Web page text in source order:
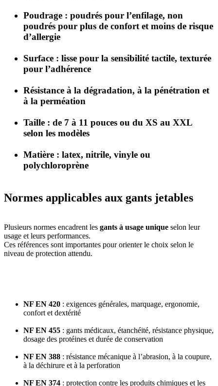
Poudrage : poudrés pour l’enfilage, non
poudrés pour plus de confort et moins de risque
d’allergie
Surface : lisse pour la sensibilité tactile, texturée
pour l’adhérence
Résistance à la dégradation, à la pénétration et
à la perméation
Taille : de 7 à 11 pouces ou du XS au XXL
selon les modèles
Matière : latex, nitrile, vinyle ou
polychloroprène
Normes applicables aux gants jetables
Plusieurs normes encadrent les gants à usage unique selon leur
usage et leurs performances.
Ces références sont importantes pour orienter le choix selon le
niveau de protection attendu.
NF EN 420 : exigences générales, marquage, ergonomie,
confort et dextérité
NF EN 455 : gants médicaux, étanchéité, résistance physique,
dosage des protéines et durée de conservation
NF EN 388 : résistance mécanique à l’abrasion, à la coupure,
à la déchirure et à la perforation
NF EN 374 : protection contre les produits chimiques et les